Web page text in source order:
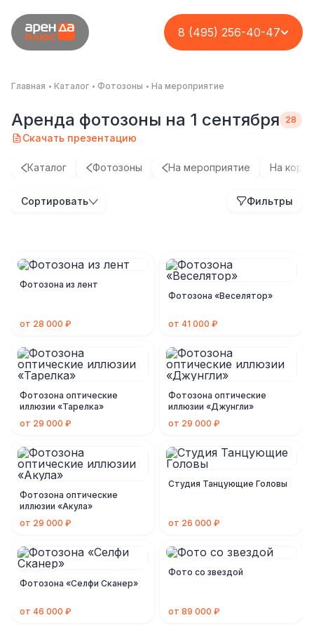
8 (495) 256-40-47
Главная Каталог Фотозоны На мероприятие
Аренда фотозоны на 1 сентября
Скачать презентацию
Каталог Фотозоны На мероприятие На
Сортировать Фильтры
Услуга
Изготовление
Кейс
Интерактивная
фотозона для
Кейс
Разработка и
«Вселенная
Кейс
Разработка
Фотозона из лент
от 28 000 ₽
Фотозона «Веселятор»
от 41 000 ₽
Фотозона оптические
иллюзии «Тарелка»
от 29 000 ₽
Фотозона оптические
иллюзии «Джунгли»
от 29 000 ₽
Фотозона оптические
иллюзии «Акула»
от 29 000 ₽
Студия Танцующие Головы
от 26 000 ₽
Фотозона «Селфи Сканер»
от 46 000 ₽
Фото со звездой
от 89 000 ₽